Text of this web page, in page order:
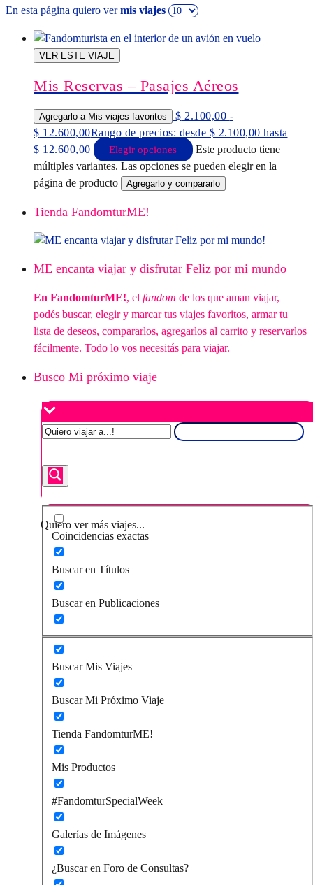
En esta página quiero vermis viajes
VER ESTE VIAJE
Mis Reservas – Pasajes Aéreos
Agregarlo a Mis viajes favoritos $ 2.100,00 -
$ 12.600,00Rango de precios: desde $ 2.100,00 hasta
$ 12.600,00
Elegir opciones
Este producto tiene
múltiples variantes. Las opciones se pueden elegir en la
página de producto
Agregarlo y compararlo
Tienda FandomturME!
ME encanta viajar y disfrutar Feliz por mi mundo
En FandomturME!, el fandom de los que aman viajar,
podés buscar, elegir y marcar tus viajes favoritos, armar tu
lista de deseos, compararlos, agregarlos al carrito y reservarlos
fácilmente. Todo lo vos necesitás para viajar.
Busco Mi próximo viaje
Quiero ver más viajes...
Coincidencias exactas
Buscar en Títulos
Buscar en Publicaciones
Buscar Mis Viajes
Buscar Mi Próximo Viaje
Tienda FandomturME!
Mis Productos
#FandomturSpecialWeek
Galerías de Imágenes
¿Buscar en Foro de Consultas?